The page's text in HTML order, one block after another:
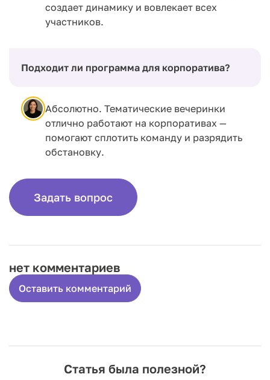
создает динамику и вовлекает всех
участников.
Подходит ли программа для корпоратива?
Абсолютно. Тематические вечеринки
отлично работают на корпоративах —
помогают сплотить команду и разрядить
обстановку.
Задать вопрос
нет комментариев
Оставить комментарий
Статья была полезной?